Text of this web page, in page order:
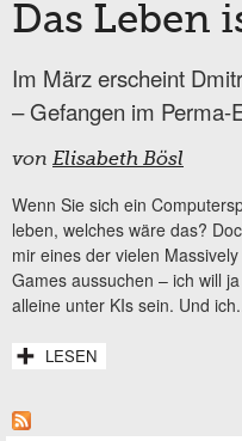
Das Leben
Im März erscheint
– Gefangen im Perma-
von Elisabeth Bösl
Wenn Sie sich ein
leben, welches wäre das?
mir eines der vielen
Games aussuchen – ich will
alleine unter KIs sein. Und
LESEN